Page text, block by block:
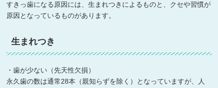
すきっ歯になる原因には、生まれつきによるものと、クセや習慣が
原因となっているものがあります。
生まれつき
・歯が少ない（先天性欠損）
永久歯の数は通常28本（親知らずを除く）となっていますが、人